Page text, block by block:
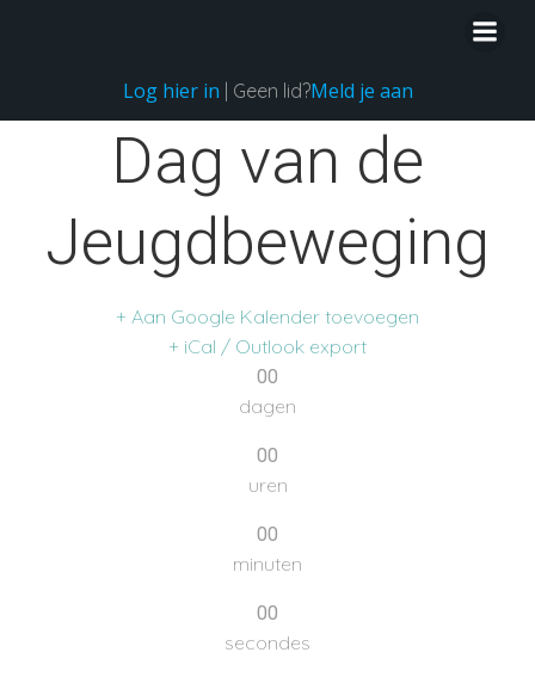
inhoud
Log hier in | Geen lid?Meld je aan
Dag van de
Jeugdbeweging
+ Aan Google Kalender toevoegen
+ iCal / Outlook export
00
dagen
00
uren
00
minuten
00
secondes